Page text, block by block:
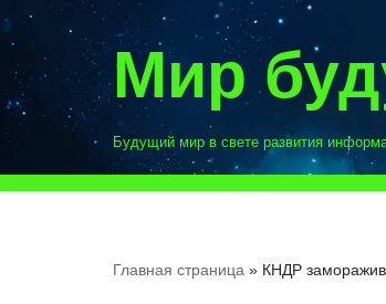
Перейти
к
содержимому
Мир
Будущий мир в свете развития
Главная страница » КНДР